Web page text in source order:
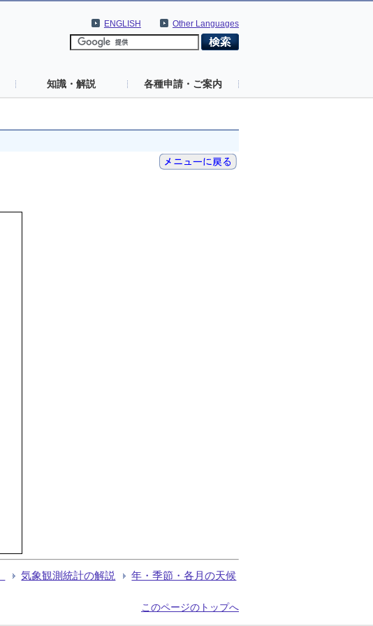
Other Languages
ENGLISH
知識・解説 各種申請・ご案内
気象観測統計の解説 年・季節・各月の天候
このページのトップへ